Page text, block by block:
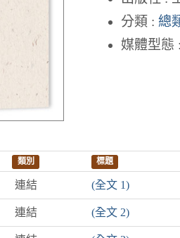
分類 : 總
媒體型態
類別 標題
連結 (全文 1)
連結 (全文 2)